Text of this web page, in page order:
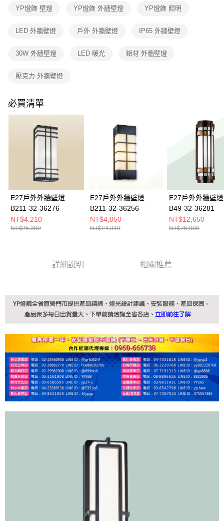
３．收到繳費通知簡訊後14天內，點擊此簡訊中的連結，可透過四大超商／
※ 請注意：結帳手續完成當下不需立刻繳費，但若您需要取消訂單，請聯絡
※ 交易是否成功請以「AFTEE先享後付 」之結帳頁面顯示為準，若有關於
客戶支援中心」https://netprotections.freshdesk.com/support/home
１．透過由恩沛科技股份有限公司提供之「AFTEE先享後付」服務完成之交
２．關於個人資料處理事宜，請瀏覽以下網址：
https://aftee.tw/terms/#terms3
３．未成年的使用者請事先徵得法定代理人或監護人之同意方可使用
「AFTEE先享後付」，若未經同意申辦者引起之損失，本公司不負相關責
４．使用「AFTEE先享後付」時，將依據個別帳號之用戶狀況，依本公司即
時審查核予不同之上限額度；若仍有額度不足之情形，本公司將視審查結果
請求用戶進行身份認證。
５．嚴禁一人註冊多個帳號或使用他人資訊註冊。若發現惡意使用之情形，
恩沛科技股份有限公司將有權停止該用戶之使用額度並採取法律行動。
YP燈飾 壁燈 YP燈飾 外牆壁燈 YP燈飾 照明
LED 外牆壁燈 戶外 外牆壁燈 IP65 外牆壁燈
30W 外牆壁燈 LED 暖光 鋁材 外牆壁燈
壓克力 外牆壁燈
必買清單
E27戶外外牆壁燈
B211-32-36276
NT$4,210
NT$25,300
E27戶外外牆壁燈
B211-32-36256
NT$4,050
NT$24,310
E27戶外外牆壁燈
B49-32-36281
NT$12,650
NT$75,900
詳細說明 相關推薦